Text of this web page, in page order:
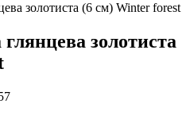
золотиста (6 см) Winter forest
золотиста